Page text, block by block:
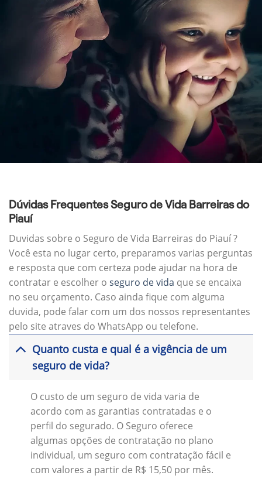
Dúvidas Frequentes Seguro de Vida Barreiras do
Piauí
Duvidas sobre o Seguro de Vida Barreiras do Piauí ?
Você esta no lugar certo, preparamos varias perguntas
e resposta que com certeza pode ajudar na hora de
contratar e escolher o seguro de vida que se encaixa
no seu orçamento. Caso ainda fique com alguma
duvida, pode falar com um dos nossos representantes
pelo site atraves do WhatsApp ou telefone.
Quanto custa e qual é a vigência de um
seguro de vida?
O custo de um seguro de vida varia de
acordo com as garantias contratadas e o
perfil do segurado. O Seguro oferece
algumas opções de contratação no plano
individual, um seguro com contratação fácil e
com valores a partir de R$ 15,50 por mês.